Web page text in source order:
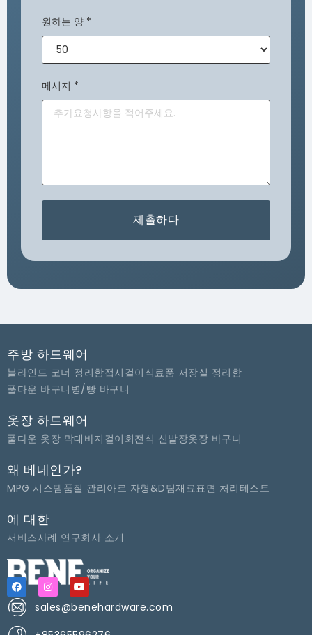
원하는 양 *
메시지 *
제출하다
주방 하드웨어
블라인드 코너 정리함접시걸이 식료품 저장실 정리함
풀다운 바구니 병/빵 바구니
옷장 하드웨어
풀다운 옷장 막대 바지걸이 회전식 신발장옷장 바구니
왜 베네인가?
MPG 시스템 품질 관리아르 자형&D팀재료표면 처리테스트
에 대한
서비스사례 연구회사 소개
sales@benehardware.com